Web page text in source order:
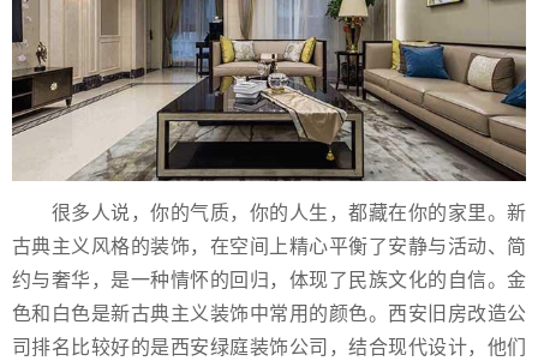
很多人说，你的气质，你的人生，都藏在你的家里。新
古典主义风格的装饰，在空间上精心平衡了安静与活动、简
约与奢华，是一种情怀的回归，体现了民族文化的自信。金
色和白色是新古典主义装饰中常用的颜色。西安旧房改造公
司排名比较好的是西安绿庭装饰公司，结合现代设计，他们